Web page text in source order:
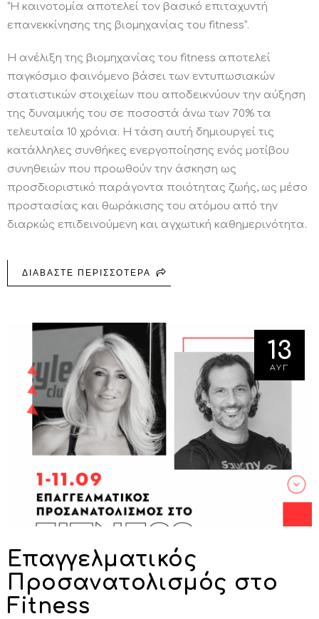
“Η καινοτομία αποτελεί τον βασικό επιταχυντή
επανεκκίνησης της βιομηχανίας του fitness”.
Η ανέλιξη της βιομηχανίας του fitness αποτελεί
παγκόσμιο φαινόμενο βάσει των εντυπωσιακών
στατιστικών στοιχείων που αποδεικνύουν την αύξηση
της δυναμικής του σε ποσοστά άνω των 70% τα
τελευταία 10 χρόνια. Η τάση αυτή δημιουργεί τις
κατάλληλες συνθήκες ενεργοποίησης ενός μοτίβου
συνηθειών που προωθούν την άσκηση ως
προσδιοριστικό παράγοντα ποιότητας ζωής, ως μέσο
προστασίας και θωράκισης του ατόμου από την
διαρκώς επιδεινούμενη και αγχωτική καθημερινότητα.
ΔΙΑΒΑΣΤΕ ΠΕΡΙΣΣΟΤΕΡΑ ΓΙΑ FITNESS AWARDS 2020
13
ΑΥΓ
Επαγγελματικός
Προσανατολισμός στο
Fitness